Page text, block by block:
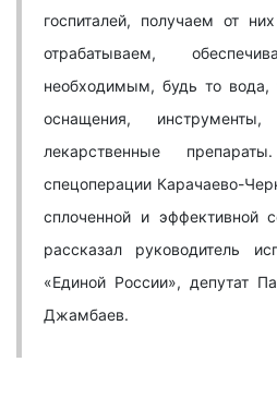
госпиталей, получаем от
отрабатываем,
необходимым, будь то вода,
оснащения,
лекарственные
спецоперации Карачаево-
сплоченной и эффективной
рассказал руководитель
«Единой России», депутат
Джамбаев.